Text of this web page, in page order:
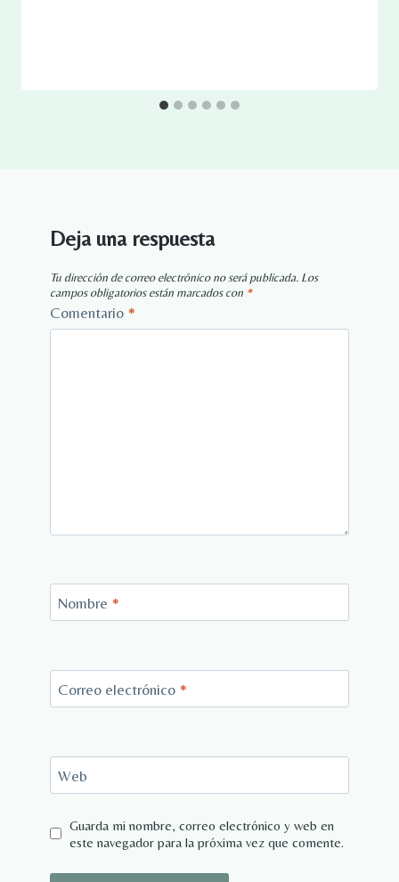
Deja una respuesta
Tu dirección de correo electrónico no será publicada. Los
campos obligatorios están marcados con *
Comentario *
Nombre *
Correo electrónico *
Web
Guarda mi nombre, correo electrónico y web en
este navegador para la próxima vez que comente.